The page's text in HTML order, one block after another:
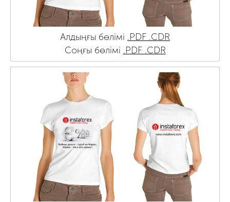
Алдыңғы бөлімі .PDF .CDR
Соңғы бөлімі .PDF .CDR